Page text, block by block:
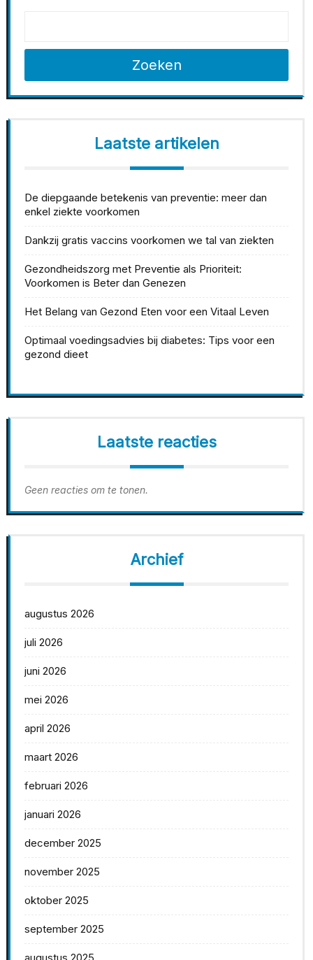
Zoeken
Laatste artikelen
De diepgaande betekenis van preventie: meer dan
enkel ziekte voorkomen
Dankzij gratis vaccins voorkomen we tal van ziekten
Gezondheidszorg met Preventie als Prioriteit:
Voorkomen is Beter dan Genezen
Het Belang van Gezond Eten voor een Vitaal Leven
Optimaal voedingsadvies bij diabetes: Tips voor een
gezond dieet
Laatste reacties
Geen reacties om te tonen.
Archief
augustus 2026
juli 2026
juni 2026
mei 2026
april 2026
maart 2026
februari 2026
januari 2026
december 2025
november 2025
oktober 2025
september 2025